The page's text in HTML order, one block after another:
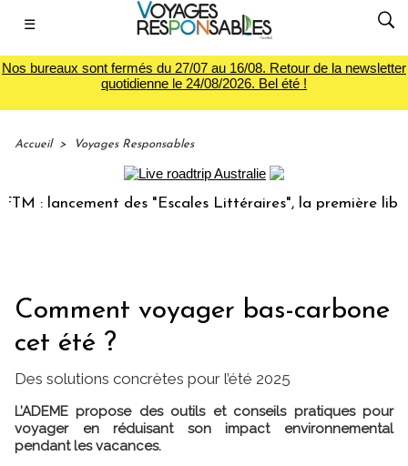
☰
Nos bureaux sont fermés du 27/07 au 16/08. Retour de la newsletter
quotidienne le 24/08/2026. Bel été !
Accueil > Voyages Responsables
des "Escales Littéraires", la première librairie
Comment voyager bas-carbone
cet été ?
Des solutions concrètes pour l’été 2025
L’ADEME propose des outils et conseils pratiques pour
voyager en réduisant son impact environnemental
pendant les vacances.